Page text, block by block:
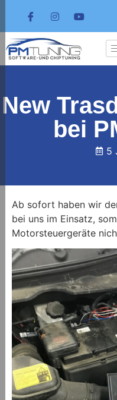
New
bei
5
Ab sofort haben wir
bei uns im Einsatz,
Motorsteuergeräte